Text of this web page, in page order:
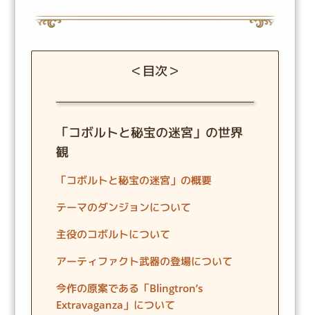
＜目次＞
「コボルトと秘宝の迷宮」の世界
観
「コボルトと秘宝の迷宮」の概要
テーマのダンジョンについて
主役のコボルトについて
アーティファクト武器の登場について
今作の原案である「Blingtron’s
Extravaganza」について